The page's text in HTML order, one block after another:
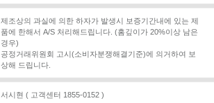
제조상의 과실에 의한 하자가 발생시 보증기간내에 있는 제
품에 한해서 A/S 처리해드립니다. (홈깊이가 20%이상 남은
경우)
공정거래위원회 고시(소비자분쟁해결기준)에 의거하여 보
상해 드립니다.
서시현 ( 고객센터 1855-0152 )